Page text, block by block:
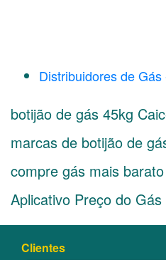
Distribuidores de
botijão de gás 45kg
marcas de botijão de
compre gás mais
Aplicativo Preço do Gás
Clientes